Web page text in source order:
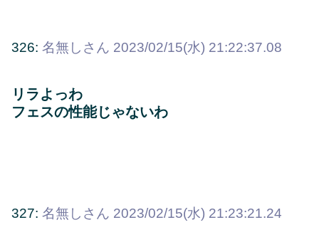
326: 名無しさん 2023/02/15(水) 21:22:37.08
リラよっわ
フェスの性能じゃないわ
327: 名無しさん 2023/02/15(水) 21:23:21.24